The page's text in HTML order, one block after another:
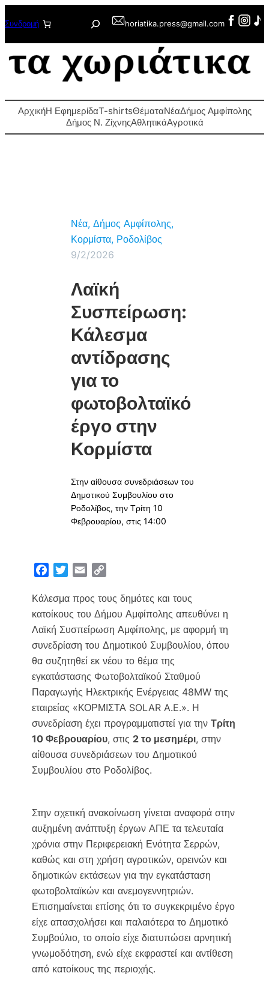
στο
περιεχόμενο
Συνδρομή Αναζήτησηhoriatika.press@gmail.com
ΑρχικήΗ ΕφημερίδαT-shirtsΘέματαΝέαΔήμος Αμφίπολης
Δήμος Ν. ΖίχνηςΑθλητικάΑγροτικά
Νέα, Δήμος Αμφίπολης ,
Κορμίστα, Ροδολίβος
9/2/2026
Λαϊκή
Συσπείρωση:
Κάλεσμα
αντίδρασης
για το
φωτοβολταϊκό
έργο στην
Κορμίστα
Στην αίθουσα συνεδριάσεων του
Δημοτικού Συμβουλίου στο
Ροδολίβος, την Τρίτη 10
Φεβρουαρίου, στις 14:00
c
e
b
o
o
i
t
t
e
r
a
i
l
p
y
L
i
n
Κάλεσμα προς τους δημότες και τους
κατοίκους του Δήμου Αμφίπολης απευθύνει η
Λαϊκή Συσπείρωση Αμφίπολης, με αφορμή τη
συνεδρίαση του Δημοτικού Συμβουλίου, όπου
θα συζητηθεί εκ νέου το θέμα της
εγκατάστασης Φωτοβολταϊκού Σταθμού
Παραγωγής Ηλεκτρικής Ενέργειας 48MW της
εταιρείας «ΚΟΡΜΙΣΤΑ SOLAR A.E.». Η
συνεδρίαση έχει προγραμματιστεί για τηνΤρίτη
10 Φεβρουαρίου, στις 2 το μεσημέρι, στην
αίθουσα συνεδριάσεων του Δημοτικού
Συμβουλίου στο Ροδολίβος.
Στην σχετική ανακοίνωση γίνεται αναφορά στην
αυξημένη ανάπτυξη έργων ΑΠΕ τα τελευταία
χρόνια στην Περιφερειακή Ενότητα Σερρών,
καθώς και στη χρήση αγροτικών, ορεινών και
δημοτικών εκτάσεων για την εγκατάσταση
φωτοβολταϊκών και ανεμογεννητριών.
Επισημαίνεται επίσης ότι το συγκεκριμένο έργο
είχε απασχολήσει και παλαιότερα το Δημοτικό
Συμβούλιο, το οποίο είχε διατυπώσει αρνητική
γνωμοδότηση, ενώ είχε εκφραστεί και αντίθεση
από κατοίκους της περιοχής.